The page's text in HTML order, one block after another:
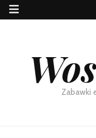
Zabawki